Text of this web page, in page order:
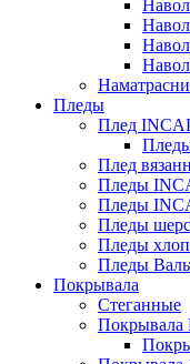
Пледы
Плед
Плед
Пледы
Пледы
Пледы
Пледы
Пледы
Покрывала
Стеганные
Покрывала